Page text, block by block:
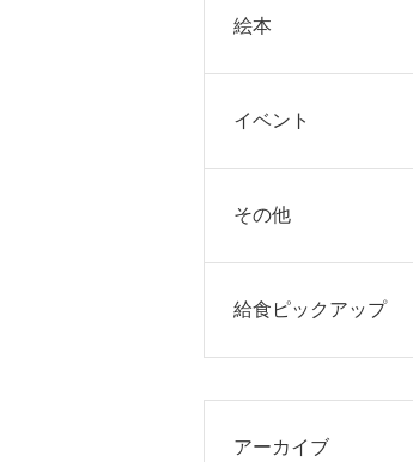
絵本
イベント
その他
給食ピックアップ
アーカイブ